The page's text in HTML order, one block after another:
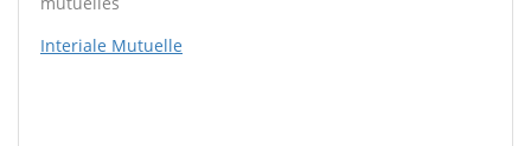
Interiale Mutuelle